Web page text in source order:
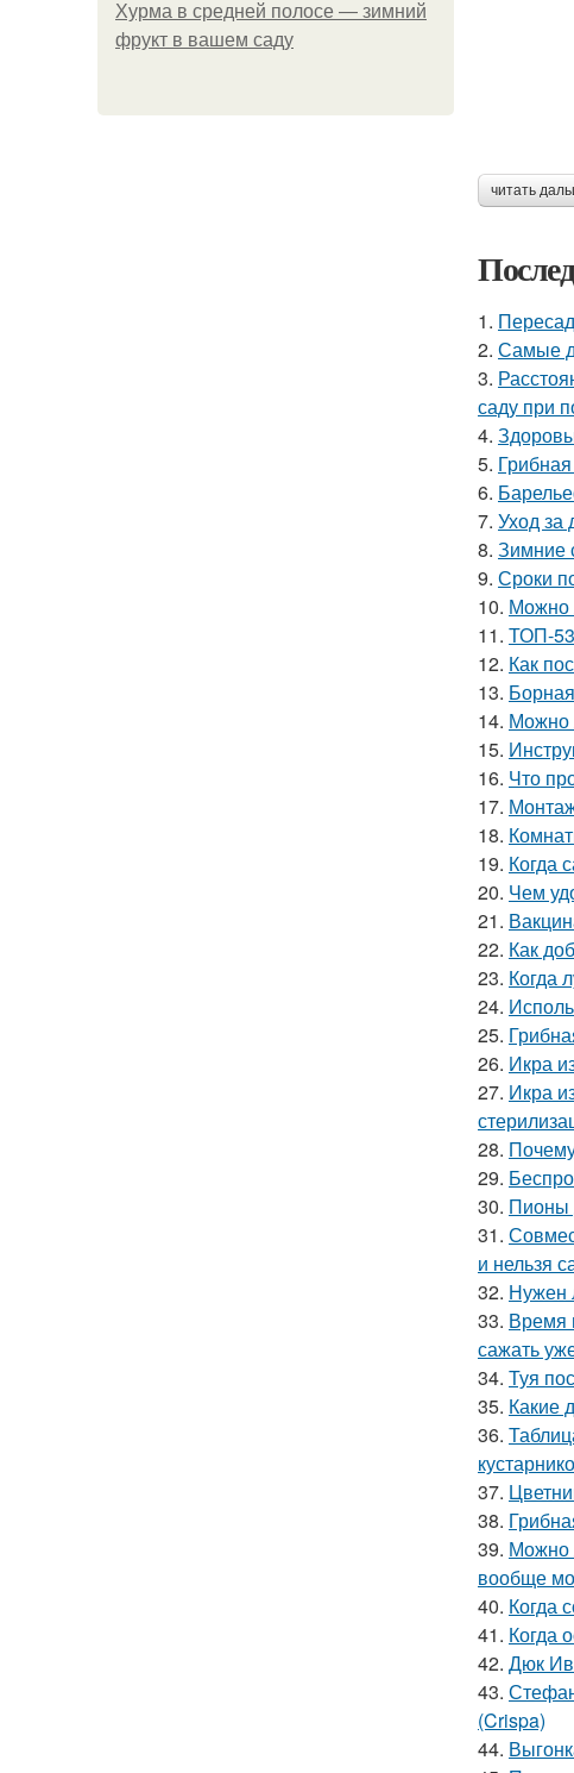
Хурма в средней полосе — зимний
фрукт в вашем саду
читать
1.
2. Самые
3.
саду при
4.
5.
6.
7. Уход за
8. Зимние
9. Сроки
10. Можно
11. ТОП-53
12. Как
13.
14. Можно
15.
16. Что
17.
18.
19. Когда
20. Чем
21.
22. Как
23. Когда
24.
25.
26. Икра
27. Икра
28.
29.
30. Пионы
31.
и нельзя
32. Нужен
33. Время
сажать
34. Туя
35. Какие
36.
37.
38.
39. Можно
вообще
40. Когда
41. Когда
42. Дюк
43.
(Crispa)
44.